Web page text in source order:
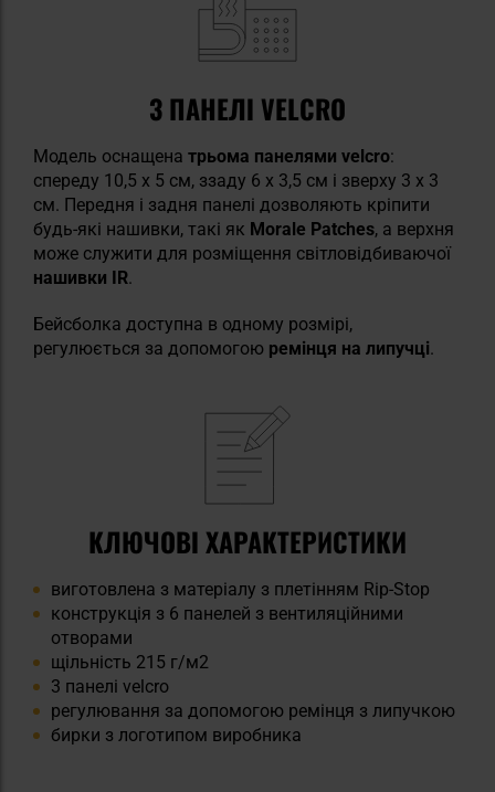
3 ПАНЕЛІ VELCRO
Модель оснащена трьома панелями velcro:
спереду 10,5 x 5 см, ззаду 6 x 3,5 см і зверху 3 x 3
см. Передня і задня панелі дозволяють кріпити
будь-які нашивки, такі як Morale Patches, а верхня
може служити для розміщення світловідбиваючої
нашивки IR.
Бейсболка доступна в одному розмірі,
регулюється за допомогою ремінця на липучці.
КЛЮЧОВІ ХАРАКТЕРИСТИКИ
виготовлена з матеріалу з плетінням Rip-Stop
конструкція з 6 панелей з вентиляційними
отворами
щільність 215 г/м2
3 панелі velcro
регулювання за допомогою ремінця з липучкою
бирки з логотипом виробника